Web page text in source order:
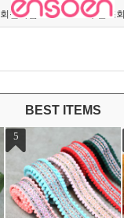
회원가입 주문조회
BEST ITEMS
8